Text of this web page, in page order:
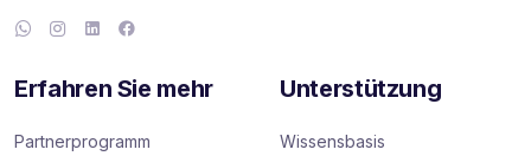
Erfahren Sie mehr
Partnerprogramm
Unterstützung
Wissensbasis